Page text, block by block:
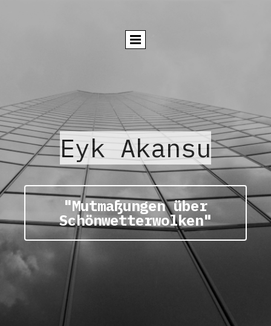
Eyk Akansu
"Mutmaßungen über
Schönwetterwolken"